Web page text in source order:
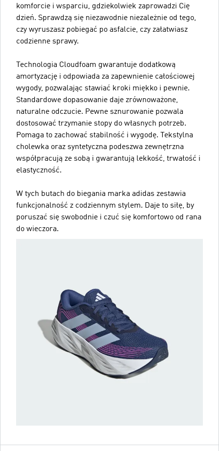
komforcie i wsparciu, gdziekolwiek zaprowadzi Cię
dzień. Sprawdzą się niezawodnie niezależnie od tego,
czy wyruszasz pobiegać po asfalcie, czy załatwiasz
codzienne sprawy.
Technologia Cloudfoam gwarantuje dodatkową
amortyzację i odpowiada za zapewnienie całościowej
wygody, pozwalając stawiać kroki miękko i pewnie.
Standardowe dopasowanie daje zrównoważone,
naturalne odczucie. Pewne sznurowanie pozwala
dostosować trzymanie stopy do własnych potrzeb.
Pomaga to zachować stabilność i wygodę. Tekstylna
cholewka oraz syntetyczna podeszwa zewnętrzna
współpracują ze sobą i gwarantują lekkość, trwałość i
elastyczność.
W tych butach do biegania marka adidas zestawia
funkcjonalność z codziennym stylem. Daje to siłę, by
poruszać się swobodnie i czuć się komfortowo od rana
do wieczora.